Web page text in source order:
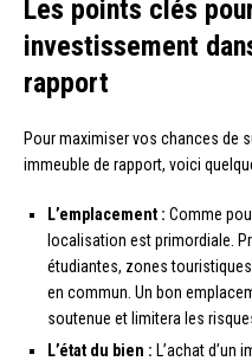
Les points clés
investissement
rapport
Pour maximiser vos chances de
immeuble de rapport, voici
L’emplacement : Comme
localisation est primordiale.
étudiantes, zones
en commun. Un bon
soutenue et limitera les
L’état du bien : L’achat d’un